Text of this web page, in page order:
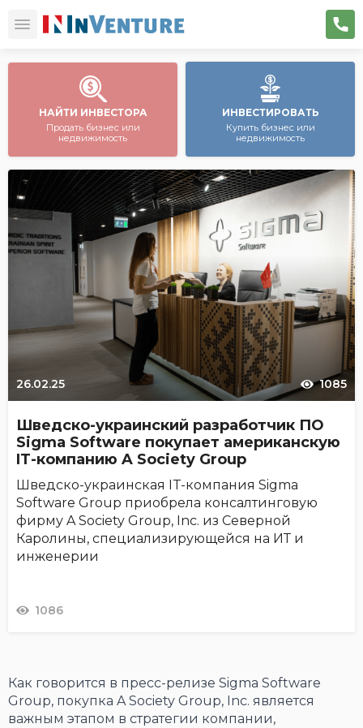
НАЙТИ ИНВЕСТОРА
Продать бизнес или
недвижимость
ИНВЕСТИРОВАТЬ
Купить бизнес или
недвижимость
26.02.25 1085
Шведско-украинский разработчик ПО
Sigma Software покупает американскую
IТ-компанию A Society Group
Шведско-украинская IT-компания Sigma
Software Group приобрела консалтинговую
фирму A Society Group, Inc. из Северной
Каролины, специализирующейся на ИТ и
инженерии
1086
Как говорится в пресс-релизе Sigma Software
Group, покупка A Society Group, Inc. является
важным этапом в стратегии компании,